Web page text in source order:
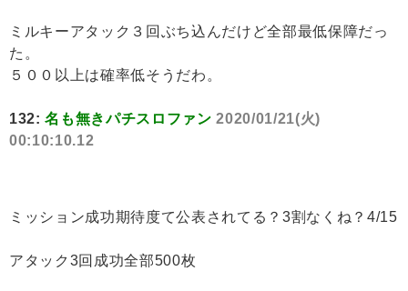
ミルキーアタック３回ぶち込んだけど全部最低保障だっ
た。
５００以上は確率低そうだわ。
132:名も無きパチスロファン 2020/01/21(火)
00:10:10.12
ミッション成功期待度て公表されてる？3割なくね？4/15
アタック3回成功全部500枚